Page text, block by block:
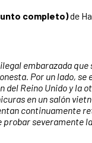
completo)de
embarazada
Por un lado, se
del Reino Unido y la
en un salón
continuamente
severamente